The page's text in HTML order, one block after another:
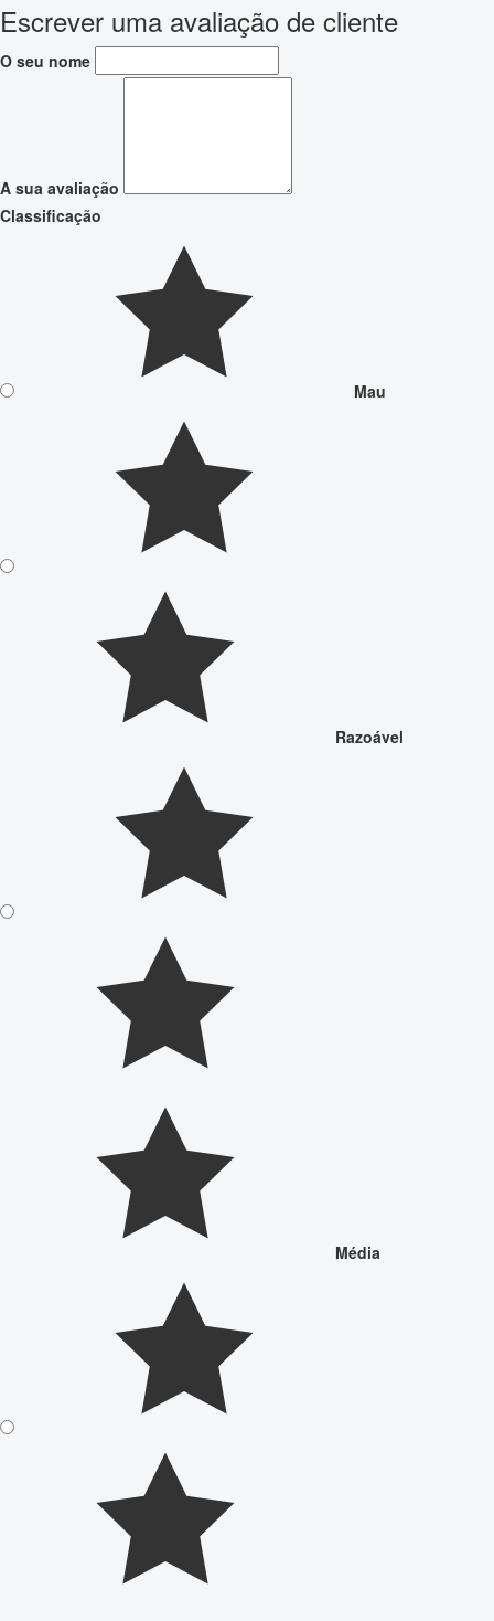
Escrever uma avaliação de cliente
O seu nome
A sua avaliação
Classificação
Mau
Razoável
Média